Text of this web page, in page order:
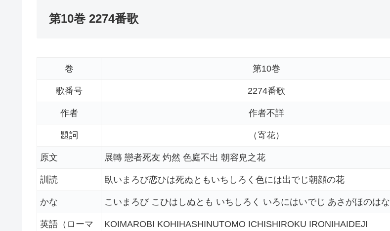
第10巻 2274番歌
巻 第10巻
歌番号 2274番歌
作者 作者不詳
題詞 （寄花）
原文 展轉 戀者死友 灼然 色庭不出 朝容皃之花
訓読 臥いまろび恋ひは死ぬともいちしろく色には出でじ朝顔の花
かな こいまろび こひはしぬとも いちしろく いろにはいでじ あさがほのはな
英語（ローマ
KOIMAROBI KOHIHASHINUTOMO ICHISHIROKU IRONIHAIDEJI